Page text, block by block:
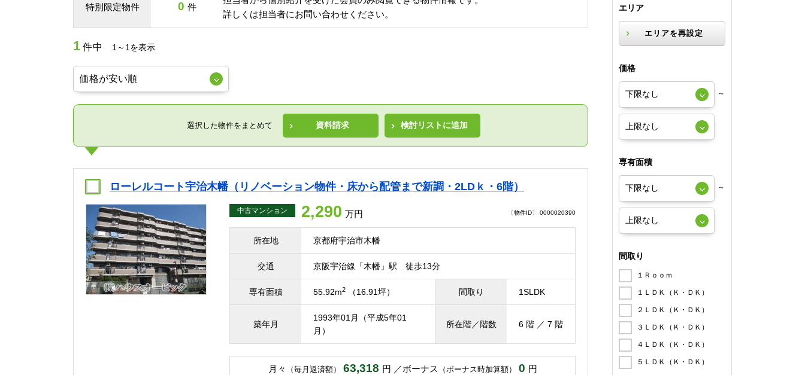
特別限定物件 0 件
詳しくは担当者にお問い合わせください。
1 件中 1～1を表示
選択した物件をまとめて 資料請求 検討リストに追加
ローレルコート宇治木幡（リノベーション物件・床から配管まで新調・2LDｋ・6階）
〔物件ID〕 0000020390
中古マンション 2,290 万円
所在地 京都府宇治市木幡
交通 京阪宇治線「木幡」駅 徒歩13分
専有面積 55.92m2 （16.91坪） 間取り 1SLDK
築年月
1993年01月（平成5年01
月）
所在階／階数 6 階 ／ 7 階
月々 （毎月返済額） 63,318 円 ボーナス （ボーナス時加算額） 0 円
エリア
エリアを再設定
価格
～
専有面積
～
間取り
１Ｒｏｏｍ
１ＬＤＫ（Ｋ・ＤＫ）
２ＬＤＫ（Ｋ・ＤＫ）
３ＬＤＫ（Ｋ・ＤＫ）
４ＬＤＫ（Ｋ・ＤＫ）
５ＬＤＫ（Ｋ・ＤＫ）